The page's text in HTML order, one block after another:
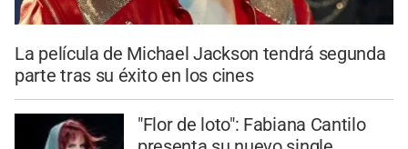
La película de Michael Jackson tendrá segunda
parte tras su éxito en los cines
"Flor de loto": Fabiana Cantilo